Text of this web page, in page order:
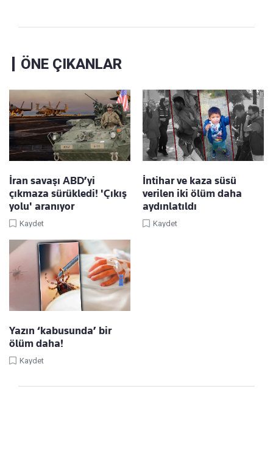
ÖNE ÇIKANLAR
İran savaşı ABD’yi
çıkmaza sürükledi! 'Çıkış
yolu' aranıyor
Kaydet
İntihar ve kaza süsü
verilen iki ölüm daha
aydınlatıldı
Kaydet
Yazın ‘kabusunda’ bir
ölüm daha!
Kaydet